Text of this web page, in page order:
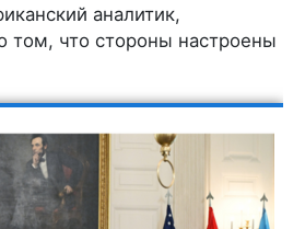
аналитик,
том, что стороны настроены